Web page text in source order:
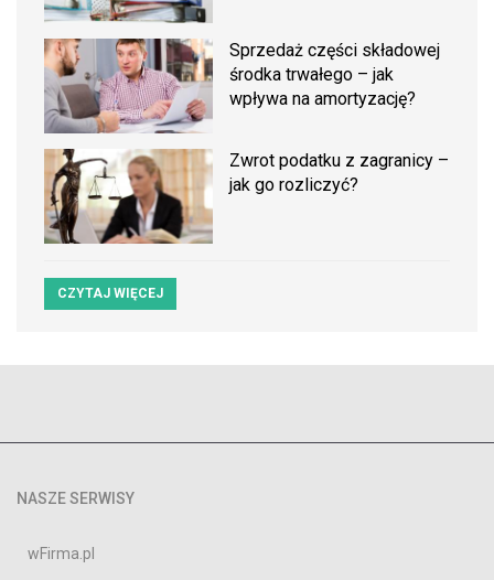
Sprzedaż części składowej
środka trwałego – jak
wpływa na amortyzację?
Zwrot podatku z zagranicy –
jak go rozliczyć?
CZYTAJ WIĘCEJ
NASZE SERWISY
wFirma.pl